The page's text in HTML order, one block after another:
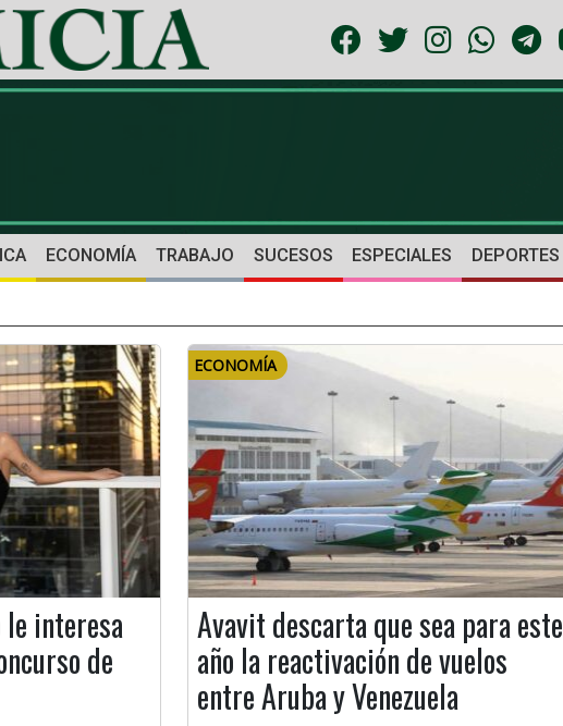
ECONOMÍA TRABAJO SUCESOS ESPECIALES DEPORTES
le interesa
de
ECONOMÍA
Avavit descarta que sea para este
año la reactivación de vuelos
entre Aruba y Venezuela